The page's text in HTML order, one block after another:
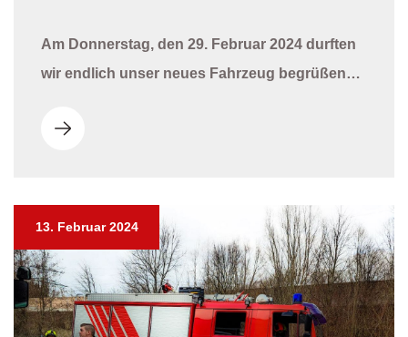
Am Donnerstag, den 29. Februar 2024 durften
wir endlich unser neues Fahrzeug begrüßen…
13. Februar 2024